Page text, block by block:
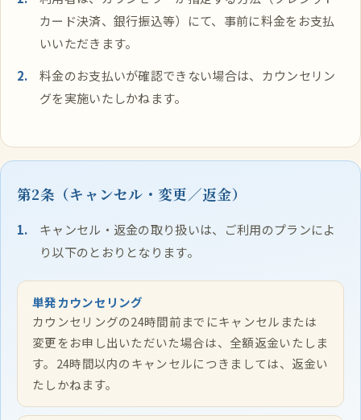
カード決済、銀行振込等）にて、事前に料金をお支払
いいただきます。
料金のお支払いが確認できない場合は、カウンセリン
グを実施いたしかねます。
第2条（キャンセル・変更／返金）
キャンセル・返金の取り扱いは、ご利用のプランによ
り以下のとおりとなります。
単発カウンセリング
カウンセリングの24時間前までにキャンセルまたは
変更をお申し出いただいた場合は、全額返金いたしま
す。24時間以内のキャンセルにつきましては、返金い
たしかねます。